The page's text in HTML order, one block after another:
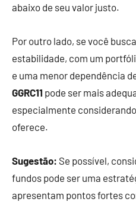
abaixo de seu valor justo.
Por outro lado, se você busca
estabilidade, com um
e uma menor dependência
GGRC11 pode ser mais
especialmente
oferece.
Sugestão: Se possível,
fundos pode ser uma
apresentam pontos fortes